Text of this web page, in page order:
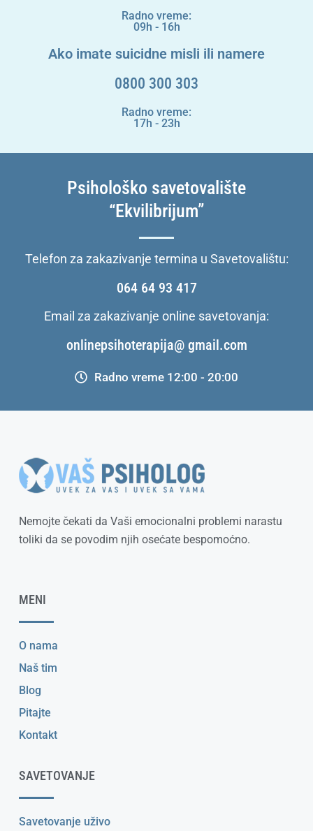
Radno vreme:
09h - 16h
Ako imate suicidne misli ili namere
0800 300 303
Radno vreme:
17h - 23h
Psihološko savetovalište
“Ekvilibrijum”
Telefon za zakazivanje termina u Savetovalištu:
064 64 93 417
Email za zakazivanje online savetovanja:
onlinepsihoterapija@ gmail.com
Radno vreme 12:00 - 20:00
Nemojte čekati da Vaši emocionalni problemi narastu
toliki da se povodim njih osećate bespomoćno.
MENI
O nama
Naš tim
Blog
Pitajte
Kontakt
SAVETOVANJE
Savetovanje uživo